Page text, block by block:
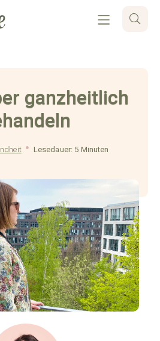
ganzheitlich
Lesedauer: 5 Minuten